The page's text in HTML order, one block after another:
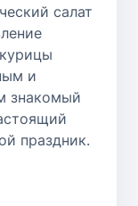
салат
и
знакомый
праздник.